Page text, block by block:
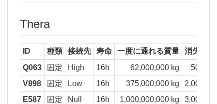
Thera
ID 種類 接続先 寿命 一度に通れる質量
消失質量
Q063
固定 High 16h 62,000,000 kg
V898
固定 Low 16h 375,000,000 kg
E587
固定 Null 16h 1,000,000,000 kg